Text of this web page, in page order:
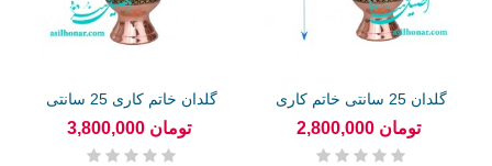
گلدان خاتم کاری 25 سانتی
3,800,000 تومان
گلدان 25 سانتی خاتم کاری
2,800,000 تومان